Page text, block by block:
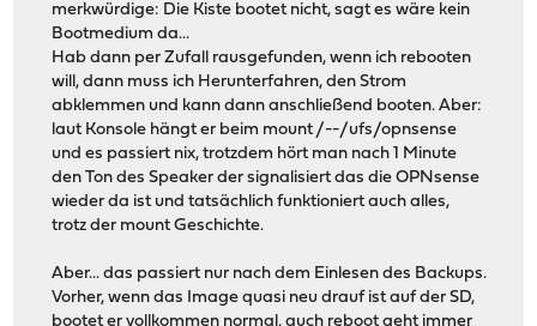
merkwürdige: Die Kiste bootet nicht, sagt es wäre kein
Bootmedium da...
Hab dann per Zufall rausgefunden, wenn ich rebooten
will, dann muss ich Herunterfahren, den Strom
abklemmen und kann dann anschließend booten. Aber:
laut Konsole hängt er beim mount /--/ufs/opnsense
und es passiert nix, trotzdem hört man nach 1 Minute
den Ton des Speaker der signalisiert das die OPNsense
wieder da ist und tatsächlich funktioniert auch alles,
trotz der mount Geschichte.
Aber... das passiert nur nach dem Einlesen des Backups.
Vorher, wenn das Image quasi neu drauf ist auf der SD,
bootet er vollkommen normal, auch reboot geht immer